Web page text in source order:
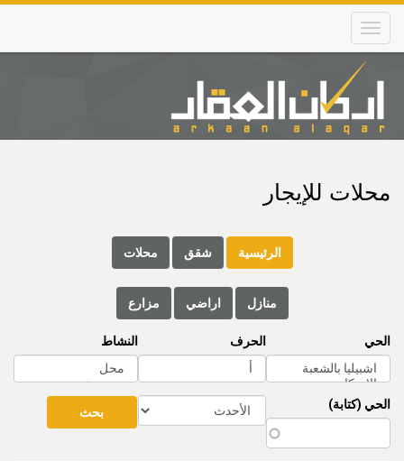
Skip
main
content
Main
navigation
محلات للإيجار
الرئيسية شقق محلات
منازل اراضي مزارع
الحي
الحي (كتابة)
الحرف النشاط